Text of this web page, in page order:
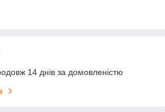
14 днів за домовленістю